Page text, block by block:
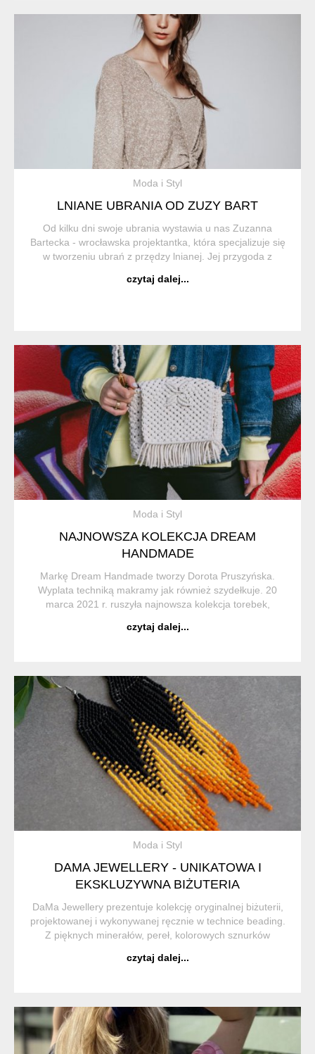
Moda i Styl
LNIANE UBRANIA OD ZUZY BART
Od kilku dni swoje ubrania wystawia u nas Zuzanna
Bartecka - wrocławska projektantka, która specjalizuje się
w tworzeniu ubrań z przędzy lnianej. Jej przygoda z
Uniwersytecie Wrocławskim. Studiowała bi...
czytaj dalej...
Moda i Styl
NAJNOWSZA KOLEKCJA DREAM
HANDMADE
Markę Dream Handmade tworzy Dorota Pruszyńska.
Wyplata techniką makramy jak również szydełkuje. 20
marca 2021 r. ruszyła najnowsza kolekcja torebek,
Kolekcja jest inspirowana przy...
czytaj dalej...
Moda i Styl
DAMA JEWELLERY - UNIKATOWA I
EKSKLUZYWNA BIŻUTERIA
DaMa Jewellery prezentuje kolekcję oryginalnej biżuterii,
projektowanej i wykonywanej ręcznie w technice beading.
Z pięknych minerałów, pereł, kolorowych sznurków
chwostów czy zawieszek tworzy orygin...
czytaj dalej...